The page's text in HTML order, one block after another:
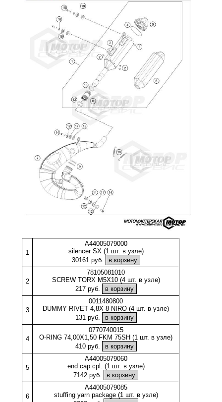
1
A44005079000
silencer SX (1 шт. в узле)
30161 руб.
2
78105081010
SCREW TORX M5X10 (4 шт. в узле)
217 руб.
3
0011480800
DUMMY RIVET 4,8X 8 NIRO (4 шт. в узле)
131 руб.
4
0770740015
O-RING 74,00X1,50 FKM 75SH (1 шт. в узле)
410 руб.
5
A44005079060
end cap cpl. (1 шт. в узле)
7142 руб.
6
A44005079085
stuffing yarn package (1 шт. в узле)